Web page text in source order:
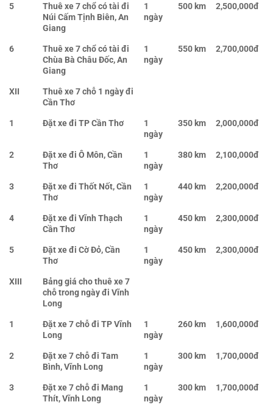
5
Thuê xe 7 chổ có tài đi
Núi Cấm Tịnh Biên, An
Giang
1
ngày
500 km 2,500,000đ
6
Thuê xe 7 chổ có tài đi
Chùa Bà Châu Đốc, An
Giang
1
ngày
550 km 2,700,000đ
XII
Thuê xe 7 chỗ 1 ngày đi
Cần Thơ
1
Đặt xe đi TP Cần Thơ
1
ngày
350 km 2,000,000đ
2
Đặt xe đi Ô Môn, Cần
Thơ
1
ngày
380 km 2,100,000đ
3
Đặt xe đi Thốt Nốt, Cần
Thơ
1
ngày
440 km 2,200,000đ
4
Đặt xe đi Vĩnh Thạch
Cần Thơ
1
ngày
450 km 2,300,000đ
5
Đặt xe đi Cờ Đỏ, Cần
Thơ
1
ngày
450 km 2,300,000đ
XIII
Bảng giá cho thuê xe 7
chỗ trong ngày đi Vĩnh
Long
1
Đặt xe 7 chỗ đi TP Vĩnh
Long
1
ngày
260 km 1,600,000đ
2
Đặt xe 7 chỗ đi Tam
Bình, Vĩnh Long
1
ngày
300 km 1,700,000đ
3
Đặt xe 7 chỗ đi Mang
Thít, Vĩnh Long
1
ngày
300 km 1,700,000đ